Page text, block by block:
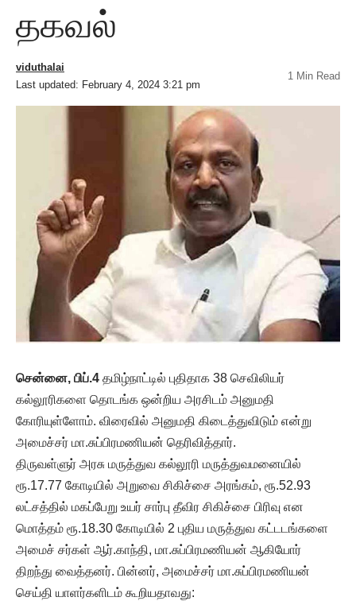
தகவல்
Last updated: February 4, 2024 3:21 pm
viduthalai
1 Min Read
சென்னை, பிப்.4 தமிழ்நாட்டில் புதிதாக 38 செவிலியர்
கல்லூரிகளை தொடங்க ஒன்றிய அரசிடம் அனுமதி
கோரியுள்ளோம். விரைவில் அனுமதி கிடைத்துவிடும் என்று
அமைச்சர் மா.சுப்பிரமணியன் தெரிவித்தார்.
திருவள்ளுர் அரசு மருத்துவ கல்லூரி மருத்துவமனையில்
ரூ.17.77 கோடியில் அறுவை சிகிச்சை அரங்கம், ரூ.52.93
லட்சத்தில் மகப்பேறு உயர் சார்பு தீவிர சிகிச்சை பிரிவு என
மொத்தம் ரூ.18.30 கோடியில் 2 புதிய மருத்துவ கட்டடங்களை
அமைச் சர்கள் ஆர்.காந்தி, மா.சுப்பிரமணியன் ஆகியோர்
திறந்து வைத்தனர். பின்னர், அமைச்சர் மா.சுப்பிரமணியன்
செய்தி யாளர்களிடம் கூறியதாவது: